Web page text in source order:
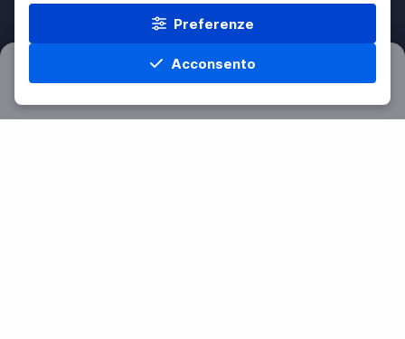
Preferenze
Acconsento
Home Materie Cerca Menu
Filtri Azzera